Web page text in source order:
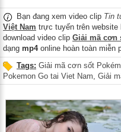
Bạn đang xem video clip Tin
Việt Nam trực tuyến trên website
download video clip Giải mã cơn
dạng mp4online hoàn toàn miễn
Tags: Giải mã cơn sốt
Pokemon Go tai Viet Nam Giải